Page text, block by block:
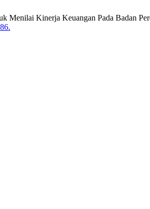
Kinerja Keuangan Pada Badan